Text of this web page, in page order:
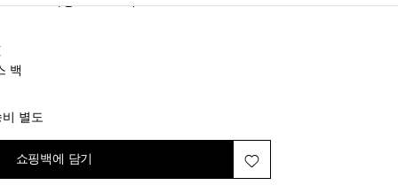
백
price
비 별도
쇼핑백에 담기